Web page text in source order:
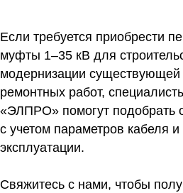
Если требуется приобрести
муфты 1–35 кВ для
модернизации
ремонтных работ,
«ЭЛПРО» помогут подобрать
с учетом параметров кабеля и
эксплуатации.
Свяжитесь с нами, чтобы